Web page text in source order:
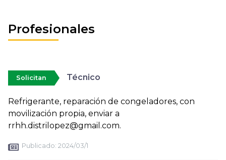
Profesionales
Solicitan Técnico
Refrigerante, reparación de congeladores, con
movilización propia, enviar a
rrhh.distrilopez@gmail.com.
Publicado: 2024/03/1